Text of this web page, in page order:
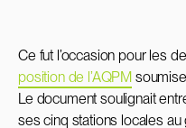
Ce fut l’occasion pour les
position de l’AQPM
Le document soulignait
ses cinq stations locales